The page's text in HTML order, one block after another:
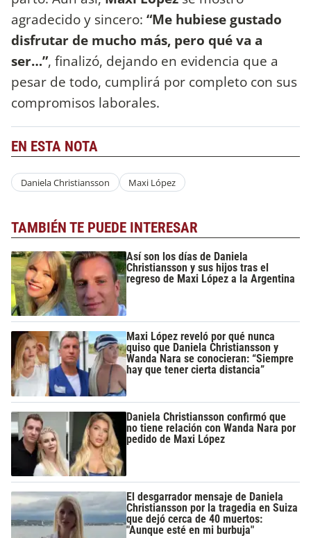
agradecido y sincero: “Me hubiese gustado
disfrutar de mucho más, pero qué va a
ser…”, finalizó, dejando en evidencia que a
pesar de todo, cumplirá por completo con sus
compromisos laborales.
EN ESTA NOTA
Daniela Christiansson Maxi López
TAMBIÉN TE PUEDE INTERESAR
Así son los días de Daniela
Christiansson y sus hijos tras el
regreso de Maxi López a la Argentina
Maxi López reveló por qué nunca
quiso que Daniela Christiansson y
Wanda Nara se conocieran: “Siempre
hay que tener cierta distancia”
Daniela Christiansson confirmó que
no tiene relación con Wanda Nara por
pedido de Maxi López
El desgarrador mensaje de Daniela
Christiansson por la tragedia en Suiza
que dejó cerca de 40 muertos:
"Aunque esté en mi burbuja"